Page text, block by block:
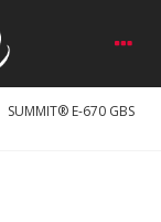
SUMMIT® E-670 GBS